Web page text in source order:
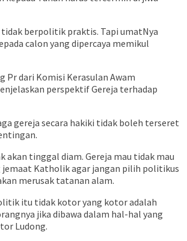
tidak berpolitik praktis. Tapi umatNya
calon yang dipercaya memikul
Pr dari Komisi Kerasulan Awam
perspektif Gereja terhadap
gereja secara hakiki tidak boleh terseret
akan tinggal diam. Gereja mau tidak mau
Katholik agar jangan pilih politikus
merusak tatanan alam.
itu tidak kotor yang kotor adalah
jika dibawa dalam hal-hal yang
Ludong.